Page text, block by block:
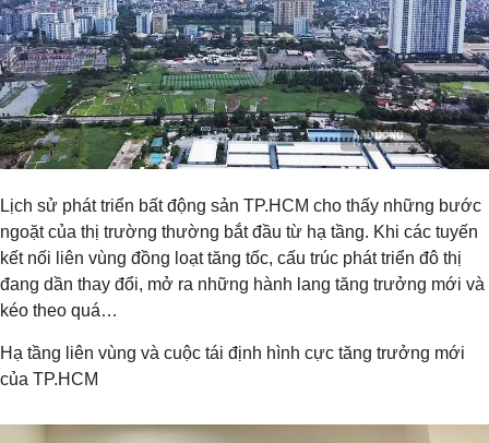
Lịch sử phát triển bất động sản TP.HCM cho thấy những bước
ngoặt của thị trường thường bắt đầu từ hạ tầng. Khi các tuyến
kết nối liên vùng đồng loạt tăng tốc, cấu trúc phát triển đô thị
đang dần thay đổi, mở ra những hành lang tăng trưởng mới và
kéo theo quá…
Hạ tầng liên vùng và cuộc tái định hình cực tăng trưởng mới
của TP.HCM